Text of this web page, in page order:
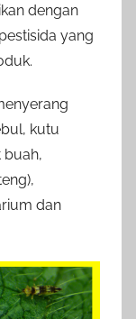
dengan
yang
kutu
buah,
dan